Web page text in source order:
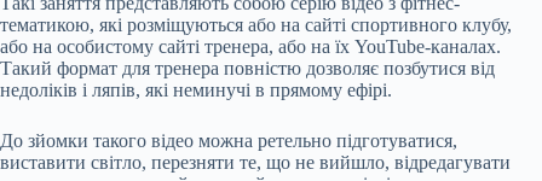
тематикою, які розміщуються або на сайті спортивного клубу,
або на особистому сайті тренера, або на їх YouTube-каналах.
Такий формат для тренера повністю дозволяє позбутися від
недоліків і ляпів, які неминучі в прямому ефірі.
До зйомки такого відео можна ретельно підготуватися,
виставити світло, перезняти те, що не вийшло, відредагувати